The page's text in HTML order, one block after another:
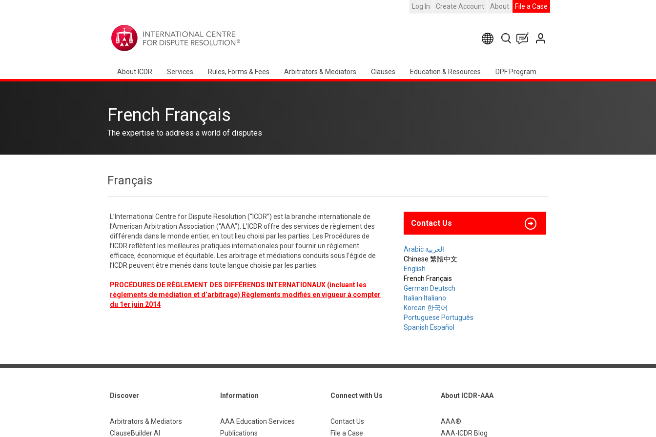
Log In Create Account About File a Case
About ICDR Services Rules, Forms & Fees Arbitrators & Mediators Clauses Education & Resources DPF Program
French Français
The expertise to address a world of disputes
Français
L’International Centre for Dispute Resolution (“ICDR”) est la branche internationale de
l’American Arbitration Association (“AAA”). L’ICDR offre des services de règlement des
différends dans le monde entier, en tout lieu choisi par les parties. Les Procédures de
l’ICDR reflètent les meilleures pratiques internationales pour fournir un règlement
efficace, économique et équitable. Les arbitrage et médiations conduits sous l’égide de
l’ICDR peuvent être menés dans toute langue choisie par les parties.
PROCÉDURES DE RÈGLEMENT DES DIFFÉRENDS INTERNATIONAUX (incluant les
règlements de médiation et d’arbitrage) Règlements modifiés en vigueur à compter
du 1er juin 2014
Contact Us
Arabic العربية
Chinese 繁體中文
English
French Français
German Deutsch
Italian Italiano
Korean 한국어
Portuguese Português
Spanish Español
Discover
Arbitrators & Mediators
ClauseBuilder AI
Information
AAA Education Services
Publications
Connect with Us
Contact Us
File a Case
About ICDR-AAA
AAA®
AAA-ICDR Blog